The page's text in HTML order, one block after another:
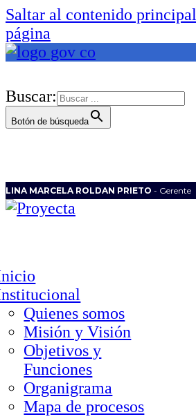
Saltar al contenido principal
página
Buscar:
Botón de búsqueda
LINA MARCELA ROLDAN PRIETO - Gerente
Quienes somos
Misión y Visión
Objetivos y
Funciones
Organigrama
Mapa de procesos